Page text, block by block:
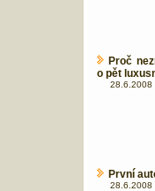
Proč
o pět
28.6.2008
První
28.6.2008